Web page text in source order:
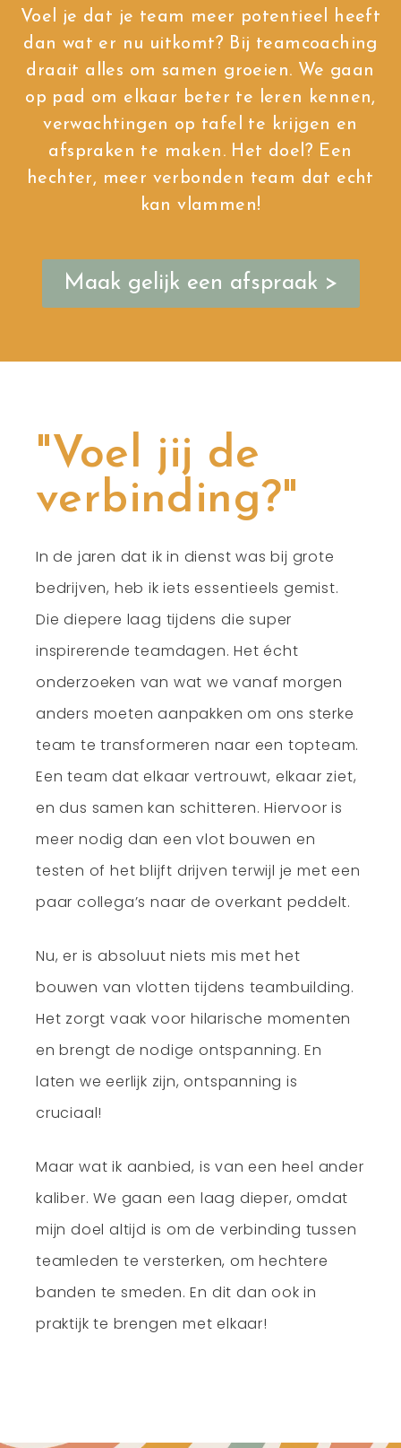
Voel je dat je team meer potentieel heeft
dan wat er nu uitkomt? Bij teamcoaching
draait alles om samen groeien. We gaan
op pad om elkaar beter te leren kennen,
verwachtingen op tafel te krijgen en
afspraken te maken. Het doel? Een
hechter, meer verbonden team dat echt
kan vlammen!
Maak gelijk een afspraak >
"Voel jij de
verbinding?"
In de jaren dat ik in dienst was bij grote
bedrijven, heb ik iets essentieels gemist.
Die diepere laag tijdens die super
inspirerende teamdagen. Het écht
onderzoeken van wat we vanaf morgen
anders moeten aanpakken om ons sterke
team te transformeren naar een topteam.
Een team dat elkaar vertrouwt, elkaar ziet,
en dus samen kan schitteren. Hiervoor is
meer nodig dan een vlot bouwen en
testen of het blijft drijven terwijl je met een
paar collega’s naar de overkant peddelt.
Nu, er is absoluut niets mis met het
bouwen van vlotten tijdens teambuilding.
Het zorgt vaak voor hilarische momenten
en brengt de nodige ontspanning. En
laten we eerlijk zijn, ontspanning is
cruciaal!
Maar wat ik aanbied, is van een heel ander
kaliber. We gaan een laag dieper, omdat
mijn doel altijd is om de verbinding tussen
teamleden te versterken, om hechtere
banden te smeden. En dit dan ook in
praktijk te brengen met elkaar!